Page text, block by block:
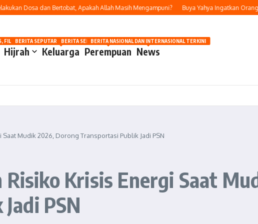
Dosa dan Bertobat, Apakah Allah Masih Mengampuni? Buya Yahya Ingatkan Orang
FILM, DAN GOSIP
Hijrah Keluarga
BERITA SEPUTAR OTOMOTIF HARI INI
Perempuan
BERITA SEPUTAR KECANTIKAN WANITA
News
BERITA NASIONAL DAN INTERNASIONAL TERKINI
Mudik 2026, Dorong Transportasi Publik Jadi PSN
Krisis Energi Saat
PSN